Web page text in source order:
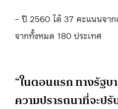
– ปี 2560 ได้ 37 คะแนนจา
จากทั้งหมด 180 ประเทศ
“ในตอนแรก ทางรัฐบ
ความปรารถนาที่จะป